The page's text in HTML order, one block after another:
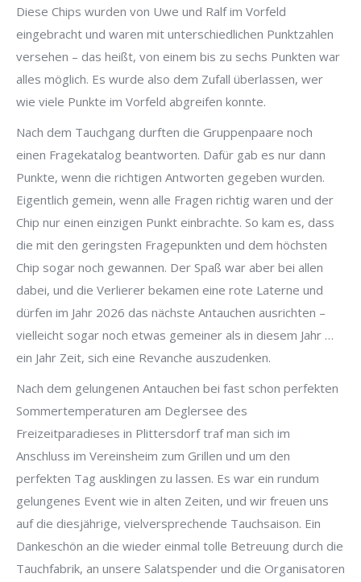
Diese Chips wurden von Uwe und Ralf im Vorfeld
eingebracht und waren mit unterschiedlichen Punktzahlen
versehen – das heißt, von einem bis zu sechs Punkten war
alles möglich. Es wurde also dem Zufall überlassen, wer
wie viele Punkte im Vorfeld abgreifen konnte.
Nach dem Tauchgang durften die Gruppenpaare noch
einen Fragekatalog beantworten. Dafür gab es nur dann
Punkte, wenn die richtigen Antworten gegeben wurden.
Eigentlich gemein, wenn alle Fragen richtig waren und der
Chip nur einen einzigen Punkt einbrachte. So kam es, dass
die mit den geringsten Fragepunkten und dem höchsten
Chip sogar noch gewannen. Der Spaß war aber bei allen
dabei, und die Verlierer bekamen eine rote Laterne und
dürfen im Jahr 2026 das nächste Antauchen ausrichten –
vielleicht sogar noch etwas gemeiner als in diesem Jahr …
ein Jahr Zeit, sich eine Revanche auszudenken.
Nach dem gelungenen Antauchen bei fast schon perfekten
Sommertemperaturen am Deglersee des
Freizeitparadieses in Plittersdorf traf man sich im
Anschluss im Vereinsheim zum Grillen und um den
perfekten Tag ausklingen zu lassen. Es war ein rundum
gelungenes Event wie in alten Zeiten, und wir freuen uns
auf die diesjährige, vielversprechende Tauchsaison. Ein
Dankeschön an die wieder einmal tolle Betreuung durch die
Tauchfabrik, an unsere Salatspender und die Organisatoren